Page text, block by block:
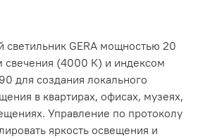
GERA мощностью 20
свечения (4000 К) и индексом
для создания локального
в квартирах, офисах, музеях,
Управление по протоколу
яркость освещения и